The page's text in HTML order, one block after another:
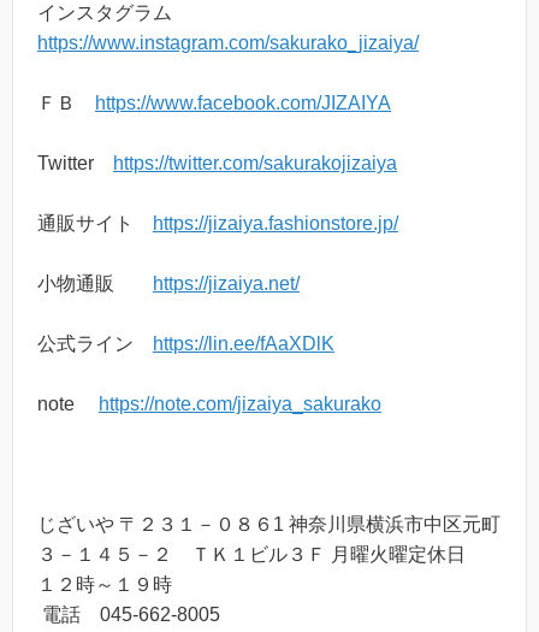
インスタグラム
https://www.instagram.com/sakurako_jizaiya/
ＦＢ https://www.facebook.com/JIZAIYA
Twitter https://twitter.com/sakurakojizaiya
通販サイト https://jizaiya.fashionstore.jp/
小物通販 https://jizaiya.net/
公式ライン https://lin.ee/fAaXDlK
note https://note.com/jizaiya_sakurako
じざいや 〒２３１－０８６1 神奈川県横浜市中区元町
３－１４５－２ ＴＫ１ビル３Ｆ 月曜火曜定休日
１２時～１９時
電話 045-662-8005